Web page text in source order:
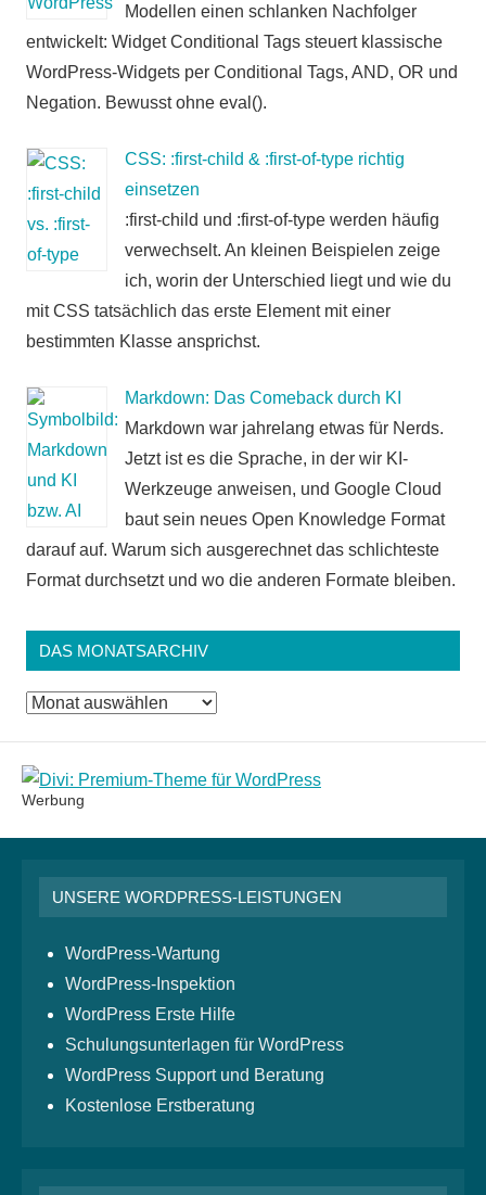
Modellen einen schlanken Nachfolger
entwickelt: Widget Conditional Tags steuert klassische
WordPress-Widgets per Conditional Tags, AND, OR und
Negation. Bewusst ohne eval().
CSS: :first-child & :first-of-type richtig
einsetzen
:first-child und :first-of-type werden häufig
verwechselt. An kleinen Beispielen zeige
ich, worin der Unterschied liegt und wie du
mit CSS tatsächlich das erste Element mit einer
bestimmten Klasse ansprichst.
Markdown: Das Comeback durch KI
Markdown war jahrelang etwas für Nerds.
Jetzt ist es die Sprache, in der wir KI-
Werkzeuge anweisen, und Google Cloud
baut sein neues Open Knowledge Format
darauf auf. Warum sich ausgerechnet das schlichteste
Format durchsetzt und wo die anderen Formate bleiben.
DAS MONATSARCHIV
Das
Werbung
UNSERE WORDPRESS-LEISTUNGEN
WordPress-Wartung
WordPress-Inspektion
WordPress Erste Hilfe
Schulungsunterlagen für WordPress
WordPress Support und Beratung
Kostenlose Erstberatung